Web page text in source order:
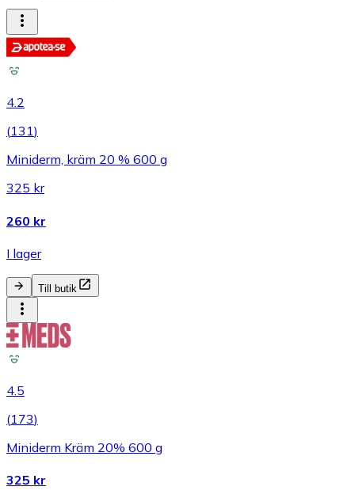
4.2
(131)
Miniderm, kräm 20 % 600 g
325 kr
260 kr
I lager
Till butik
4.5
(173)
Miniderm Kräm 20% 600 g
325 kr